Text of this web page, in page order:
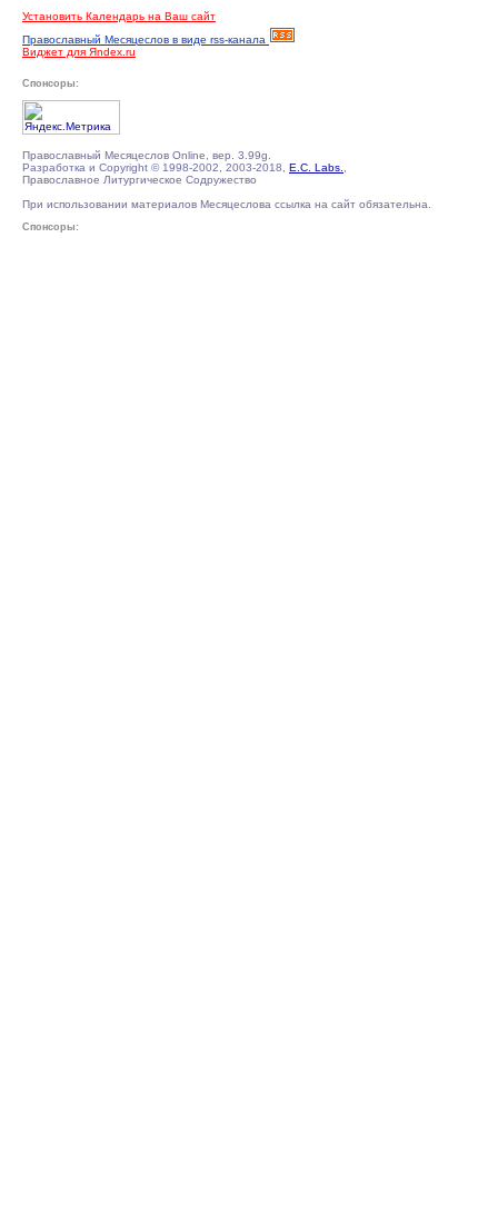
Установить Календарь на Ваш сайт
Православный Месяцеслов в виде rss-канала
Виджет для Яndex.ru
Спонсоры:
Православный Месяцеслов Online, вер. 3.99g.
Разработка и Copyright © 1998-2002, 2003-2018, E.C. Labs.
Православное Литургическое Содружество
При использовании материалов Месяцеслова ссылка на сайт обязательна.
Спонсоры: